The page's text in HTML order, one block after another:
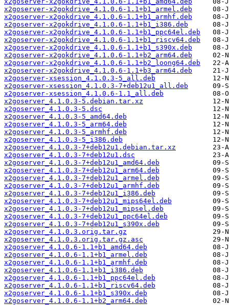
x2goserver-x2gokdrive_4.1.0.6-1.1+b1_armel.deb
x2goserver-x2gokdrive_4.1.0.6-1.1+b1_armhf.deb
x2goserver-x2gokdrive_4.1.0.6-1.1+b1_i386.deb
x2goserver-x2gokdrive_4.1.0.6-1.1+b1_ppc64el.deb
x2goserver-x2gokdrive_4.1.0.6-1.1+b1_riscv64.deb
x2goserver-x2gokdrive_4.1.0.6-1.1+b1_s390x.deb
x2goserver-x2gokdrive_4.1.0.6-1.1+b2_arm64.deb
x2goserver-x2gokdrive_4.1.0.6-1.1+b2_loong64.deb
x2goserver-x2gokdrive_4.1.0.6-1.1+b3_arm64.deb
x2goserver-xsession_4.1.0.3-5_all.deb
x2goserver-xsession_4.1.0.3-7+deb12u1_all.deb
x2goserver-xsession_4.1.0.6-1.1_all.deb
x2goserver_4.1.0.3-5.debian.tar.xz
x2goserver_4.1.0.3-5.dsc
x2goserver_4.1.0.3-5_amd64.deb
x2goserver_4.1.0.3-5_arm64.deb
x2goserver_4.1.0.3-5_armhf.deb
x2goserver_4.1.0.3-5_i386.deb
x2goserver_4.1.0.3-7+deb12u1.debian.tar.xz
x2goserver_4.1.0.3-7+deb12u1.dsc
x2goserver_4.1.0.3-7+deb12u1_amd64.deb
x2goserver_4.1.0.3-7+deb12u1_arm64.deb
x2goserver_4.1.0.3-7+deb12u1_armel.deb
x2goserver_4.1.0.3-7+deb12u1_armhf.deb
x2goserver_4.1.0.3-7+deb12u1_i386.deb
x2goserver_4.1.0.3-7+deb12u1_mips64el.deb
x2goserver_4.1.0.3-7+deb12u1_mipsel.deb
x2goserver_4.1.0.3-7+deb12u1_ppc64el.deb
x2goserver_4.1.0.3-7+deb12u1_s390x.deb
x2goserver_4.1.0.3.orig.tar.gz
x2goserver_4.1.0.3.orig.tar.gz.asc
x2goserver_4.1.0.6-1.1+b1_amd64.deb
x2goserver_4.1.0.6-1.1+b1_armel.deb
x2goserver_4.1.0.6-1.1+b1_armhf.deb
x2goserver_4.1.0.6-1.1+b1_i386.deb
x2goserver_4.1.0.6-1.1+b1_ppc64el.deb
x2goserver_4.1.0.6-1.1+b1_riscv64.deb
x2goserver_4.1.0.6-1.1+b1_s390x.deb
x2goserver_4.1.0.6-1.1+b2_arm64.deb